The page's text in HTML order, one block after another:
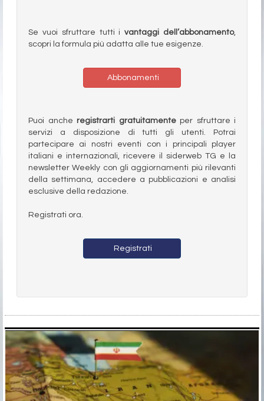
Se vuoi sfruttare tutti ivantaggi dell’abbonamento,
scopri la formula più adatta alle tue esigenze.
Abbonamenti
Puoi anche registrarti gratuitamenteper sfruttare i
servizi a disposizione di tutti gli utenti. Potrai
partecipare ai nostri eventi con i principali player
italiani e internazionali, ricevere il siderweb TG e la
newsletter Weekly con gli aggiornamenti più rilevanti
della settimana, accedere a pubblicazioni e analisi
esclusive della redazione.
Registrati ora.
Registrati